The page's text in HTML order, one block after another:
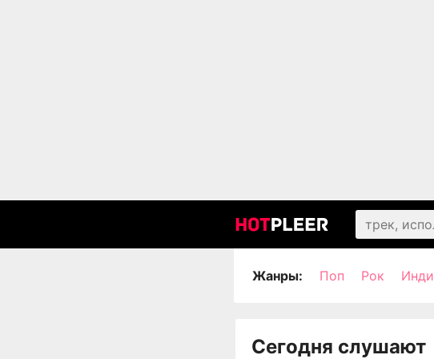
Жанры: Поп Рок Инди
Сегодня слушают